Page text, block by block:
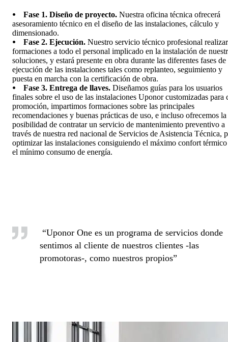
⦁ Fase 1. Diseño de proyecto. Nuestra oficina técnica ofrecerá
asesoramiento técnico en el diseño de las instalaciones, cálculo y
dimensionado.
⦁ Fase 2. Ejecución. Nuestro servicio técnico profesional
formaciones a todo el personal implicado en la instalación de
soluciones, y estará presente en obra durante las diferentes fases de
ejecución de las instalaciones tales como replanteo, seguimiento y
puesta en marcha con la certificación de obra.
⦁ Fase 3. Entrega de llaves. Diseñamos guías para los usuarios
finales sobre el uso de las instalaciones Uponor customizadas para
promoción, impartimos formaciones sobre las principales
recomendaciones y buenas prácticas de uso, e incluso ofrecemos la
posibilidad de contratar un servicio de mantenimiento preventivo a
través de nuestra red nacional de Servicios de Asistencia Técnica,
optimizar las instalaciones consiguiendo el máximo confort
el mínimo consumo de energía.
“Uponor One es un programa de servicios donde
sentimos al cliente de nuestros clientes -las
promotoras-, como nuestros propios”